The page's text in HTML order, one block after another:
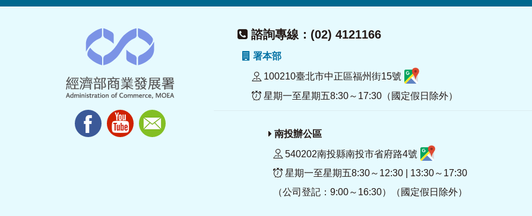
諮詢專線：(02) 4121166
署本部
100210臺北市中正區福州街15號
星期一至星期五8:30～17:30（國定假日除外）
南投辦公區
540202南投縣南投市省府路4號
星期一至星期五8:30～12:30 | 13:30～17:30
（公司登記：9:00～16:30）（國定假日除外）